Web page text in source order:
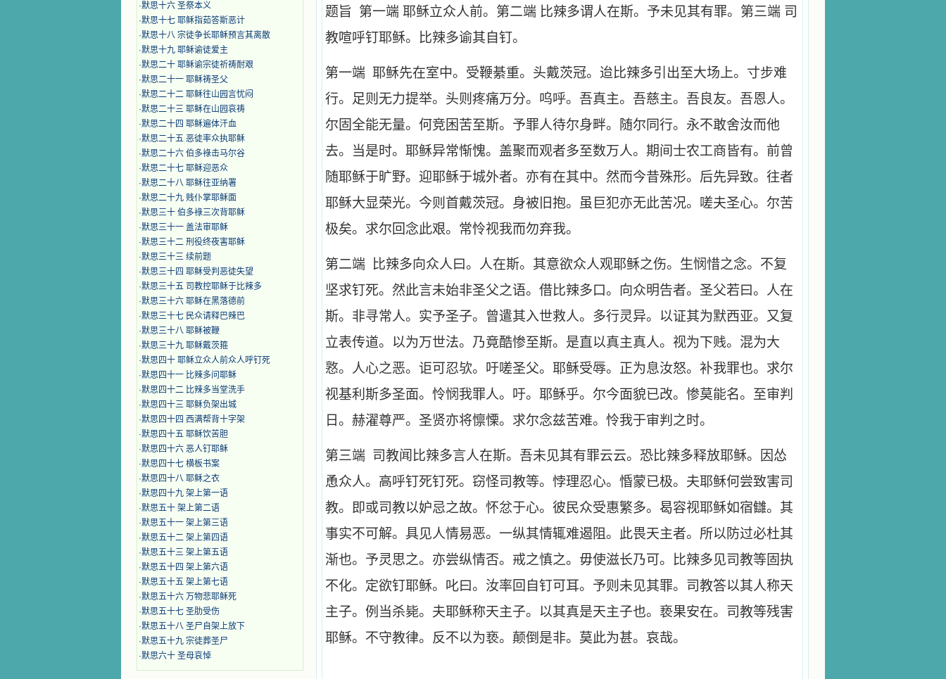
·默思十六 圣祭本义
·默思十七 耶稣指茹答斯恶计
·默思十八 宗徒争长耶稣预言其离散
·默思十九 耶稣谕徒爱主
·默思二十 耶稣谕宗徒祈祷耐艰
·默思二十一 耶稣祷圣父
·默思二十二 耶稣往山园言忧闷
·默思二十三 耶稣在山园哀祷
·默思二十四 耶稣遍体汗血
·默思二十五 恶徒率众执耶稣
·默思二十六 伯多祿击马尔谷
·默思二十七 耶稣迎恶众
·默思二十八 耶稣往亚纳署
·默思二十九 贱仆掌耶稣面
·默思三十 伯多祿三次背耶稣
·默思三十一 盖法审耶稣
·默思三十二 刑役终夜害耶稣
·默思三十三 续前题
·默思三十四 耶稣受判恶徒失望
·默思三十五 司教控耶稣于比辣多
·默思三十六 耶稣在黑落德前
·默思三十七 民众请释巴辣巴
·默思三十八 耶稣被鞭
·默思三十九 耶稣戴茨箍
·默思四十 耶稣立众人前众人呼钉死
·默思四十一 比辣多问耶稣
·默思四十二 比辣多当堂洗手
·默思四十三 耶稣负架出城
·默思四十四 西满帮背十字架
·默思四十五 耶稣饮苦胆
·默思四十六 恶人钉耶稣
·默思四十七 横板书案
·默思四十八 耶稣之衣
·默思四十九 架上第一语
·默思五十 架上第二语
·默思五十一 架上第三语
·默思五十二 架上第四语
·默思五十三 架上第五语
·默思五十四 架上第六语
·默思五十五 架上第七语
·默思五十六 万物悲耶稣死
·默思五十七 圣肋受伤
·默思五十八 圣尸自架上放下
·默思五十九 宗徒葬圣尸
·默思六十 圣母哀悼
题旨 第一端 耶稣立众人前。第二端 比辣多谓人在斯。予未见其有罪。第三端 司
教喧呼钉耶稣。比辣多谕其自钉。
第一端 耶稣先在室中。受鞭綦重。头戴茨冠。迨比辣多引出至大场上。寸步难
行。足则无力提举。头则疼痛万分。呜呼。吾真主。吾慈主。吾良友。吾恩人。
尔固全能无量。何竞困苦至斯。予罪人待尔身畔。随尔同行。永不敢舍汝而他
去。当是时。耶稣异常惭愧。盖聚而观者多至数万人。期间士农工商皆有。前曾
随耶稣于旷野。迎耶稣于城外者。亦有在其中。然而今昔殊形。后先异致。往者
耶稣大显荣光。今则首戴茨冠。身被旧抱。虽巨犯亦无此苦况。嗟夫圣心。尔苦
极矣。求尔回念此艰。常怜视我而勿弃我。
第二端 比辣多向众人曰。人在斯。其意欲众人观耶稣之伤。生悯惜之念。不复
坚求钉死。然此言未始非圣父之语。借比辣多口。向众明告者。圣父若曰。人在
斯。非寻常人。实予圣子。曾遣其入世救人。多行灵异。以证其为默西亚。又复
立表传道。以为万世法。乃竟酷惨至斯。是直以真主真人。视为下贱。混为大
憝。人心之恶。讵可忍欤。吁嗟圣父。耶稣受辱。正为息汝怒。补我罪也。求尔
视基利斯多圣面。怜悯我罪人。吁。耶稣乎。尔今面貌已改。惨莫能名。至审判
日。赫濯尊严。圣贤亦将懔慄。求尔念兹苦难。怜我于审判之时。
第三端 司教闻比辣多言人在斯。吾未见其有罪云云。恐比辣多释放耶稣。因怂
恿众人。高呼钉死钉死。窃怪司教等。悖理忍心。惛蒙已极。夫耶稣何尝致害司
教。即或司教以妒忌之故。怀忿于心。彼民众受惠繁多。曷容视耶稣如宿讎。其
事实不可解。具见人情易恶。一纵其情辄难遏阻。此畏天主者。所以防过必杜其
渐也。予灵思之。亦尝纵情否。戒之慎之。毋使滋长乃可。比辣多见司教等固执
不化。定欲钉耶稣。叱曰。汝率回自钉可耳。予则未见其罪。司教答以其人称天
主子。例当杀毙。夫耶稣称天主子。以其真是天主子也。亵果安在。司教等残害
耶稣。不守教律。反不以为亵。颠倒是非。莫此为甚。哀哉。